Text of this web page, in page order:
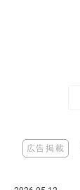
広告掲載